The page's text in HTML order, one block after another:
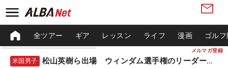
メルマガ登録
全ツアー ギア レッスン ライフ 漫画 ゴル
米国男子 松山英樹ら出場 ウィンダム選手権のリーダーボード